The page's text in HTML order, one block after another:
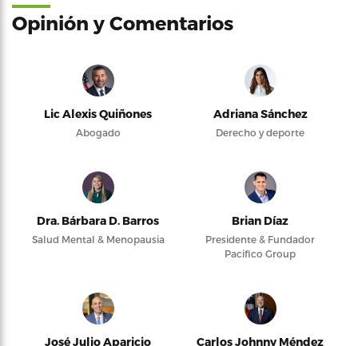
Opinión y Comentarios
Lic Alexis Quiñones
Abogado
Adriana Sánchez
Derecho y deporte
Dra. Bárbara D. Barros
Salud Mental & Menopausia
Brian Díaz
Presidente & Fundador
Pacifico Group
José Julio Aparicio Carlos Johnny Méndez